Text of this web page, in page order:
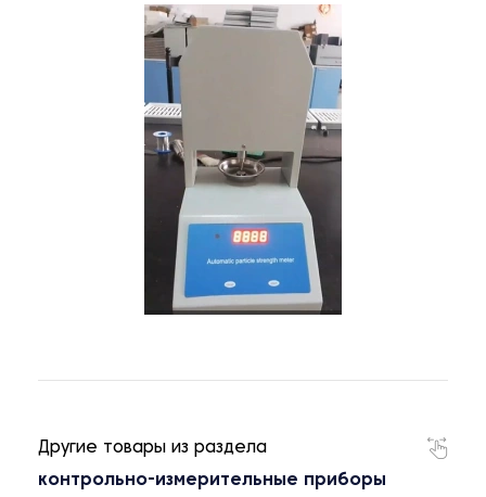
Другие товары из раздела
контрольно-измерительные приборы